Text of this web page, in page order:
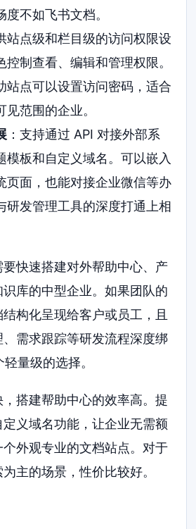
不如飞书文档。
站点级和栏目级的访问权限设
控制查看、编辑和管理权限。
站点可以设置访问密码，适合
范围的企业。
：支持通过 API 对接外部系
模板和自定义域名。可以嵌入
页面，也能对接企业微信等办
研发管理工具的深度打通上相
要快速搭建对外帮助中心、产
库的中型企业。如果团队的
构化呈现给客户或员工，且
需求跟踪等研发流程深度绑
量级的选择。
，搭建帮助中心的效率高。提
义域名功能，让企业无需额
外观专业的文档站点。对于
主的场景，性价比较好。